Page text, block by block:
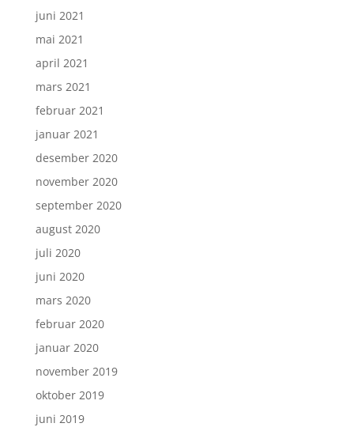
juni 2021
mai 2021
april 2021
mars 2021
februar 2021
januar 2021
desember 2020
november 2020
september 2020
august 2020
juli 2020
juni 2020
mars 2020
februar 2020
januar 2020
november 2019
oktober 2019
juni 2019